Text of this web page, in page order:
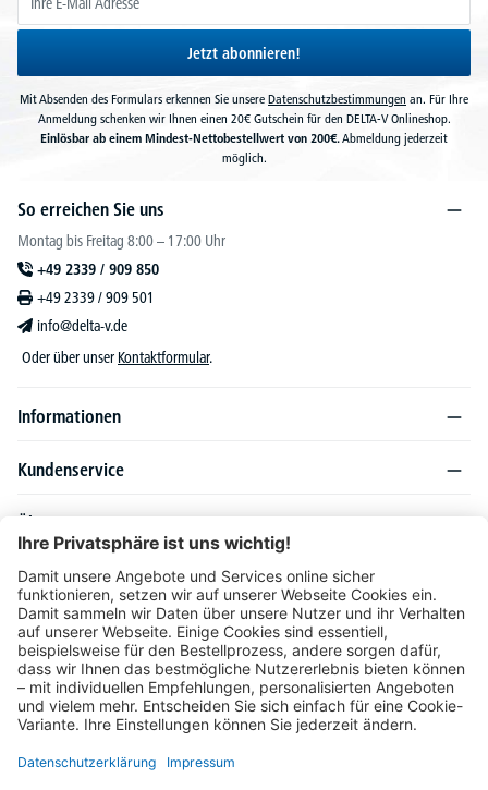
Jetzt abonnieren!
Mit Absenden des Formulars erkennen Sie unsere Datenschutzbestimmungen an. Für Ihre
Anmeldung schenken wir Ihnen einen 20€ Gutschein für den DELTA-V Onlineshop.
Einlösbar ab einem Mindest-Nettobestellwert von 200€.Abmeldung jederzeit
möglich.
So erreichen Sie uns
Montag bis Freitag 8:00 – 17:00 Uhr
+49 2339 / 909 850
+49 2339 / 909 501
info@delta-v.de
Oder über unser Kontaktformular.
Informationen
Kundenservice
Über DELTA-V
Produktsortiment
Ratgeber
Folgen Sie uns auch auf
Unser Angebot richtet sich ausschließlich an Industrie, Handel, Gewerbe und